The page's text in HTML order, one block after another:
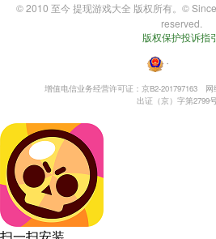
© 2010 至今 提现游戏大全 版权所有。©
reserved.
版权保护投诉指
・
增值电信业务经营许可证：京B2-201797163
网
出证（京）字第2799号